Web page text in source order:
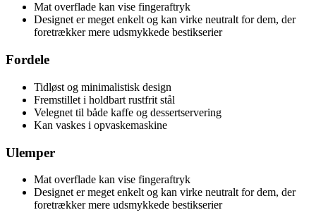
Mat overflade kan vise fingeraftryk
Designet er meget enkelt og kan virke neutralt for dem, der
foretrækker mere udsmykkede bestikserier
Fordele
Tidløst og minimalistisk design
Fremstillet i holdbart rustfrit stål
Velegnet til både kaffe og dessertservering
Kan vaskes i opvaskemaskine
Ulemper
Mat overflade kan vise fingeraftryk
Designet er meget enkelt og kan virke neutralt for dem, der
foretrækker mere udsmykkede bestikserier